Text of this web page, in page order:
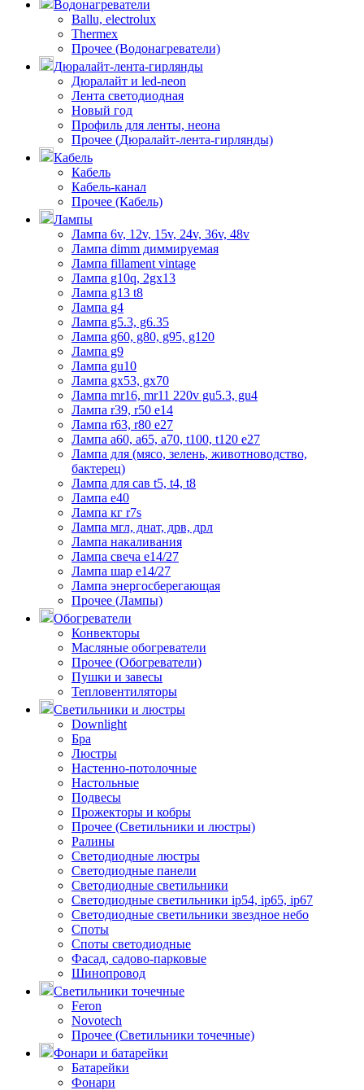
Водонагреватели
Ballu, electrolux
Thermex
Прочее (Водонагреватели)
Дюралайт-лента-гирлянды
Дюралайт и led-neon
Лента светодиодная
Новый год
Профиль для ленты, неона
Прочее (Дюралайт-лента-гирлянды)
Кабель
Кабель
Кабель-канал
Прочее (Кабель)
Лампы
Лампа 6v, 12v, 15v, 24v, 36v, 48v
Лампа dimm диммируемая
Лампа fillament vintage
Лампа g10q, 2gx13
Лампа g13 t8
Лампа g4
Лампа g5.3, g6.35
Лампа g60, g80, g95, g120
Лампа g9
Лампа gu10
Лампа gx53, gx70
Лампа mr16, mr11 220v gu5.3, gu4
Лампа r39, r50 е14
Лампа r63, r80 е27
Лампа а60, а65, а70, t100, t120 е27
Лампа для (мясо, зелень, животноводство,
бактерец)
Лампа для сав t5, t4, t8
Лампа е40
Лампа кг r7s
Лампа мгл, днат, дрв, дрл
Лампа накаливания
Лампа свеча е14/27
Лампа шар е14/27
Лампа энергосберегающая
Прочее (Лампы)
Обогреватели
Конвекторы
Масляные обогреватели
Прочее (Обогреватели)
Пушки и завесы
Тепловентиляторы
Светильники и люстры
Downlight
Бра
Люстры
Настенно-потолочные
Настольные
Подвесы
Прожекторы и кобры
Прочее (Светильники и люстры)
Ралины
Светодиодные люстры
Светодиодные панели
Светодиодные светильники
Светодиодные светильники ip54, ip65, ip67
Светодиодные светильники звездное небо
Споты
Споты светодиодные
Фасад, садово-парковые
Шинопровод
Светильники точечные
Feron
Novotech
Прочее (Светильники точечные)
Фонари и батарейки
Батарейки
Фонари